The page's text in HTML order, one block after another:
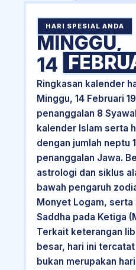
HARI SPESIAL ANDA
MINGGU,
14
Ringkasan kalender
Minggu, 14 Februari
penanggalan 8
kalender Islam serta
dengan jumlah neptu
penanggalan Jawa.
astrologi dan siklus
bawah pengaruh
Monyet Logam,
Saddha pada Ketiga
Terkait keterangan
besar, hari ini
bukan merupakan